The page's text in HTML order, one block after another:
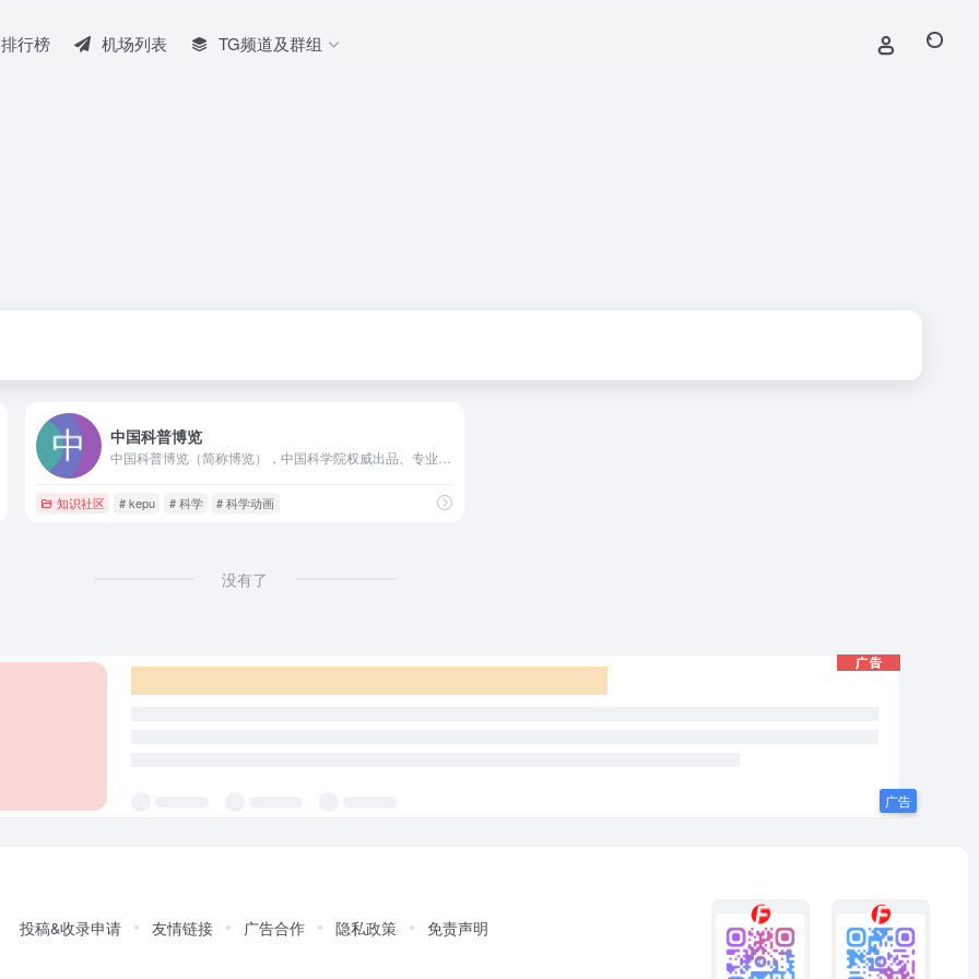
排行榜 机场列表 TG频道及群组
中国科普博览
知识社区 # kepu # 科学 # 科学动画
没有了
投稿&收录申请 友情链接 广告合作 隐私政策 免责声明